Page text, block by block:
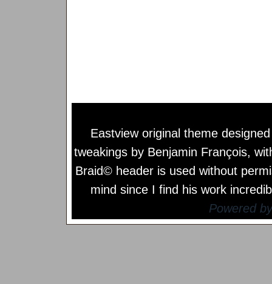
Eastview original theme
tweakings by Benjamin François,
Braid© header is used without
mind since I find his work
Powered